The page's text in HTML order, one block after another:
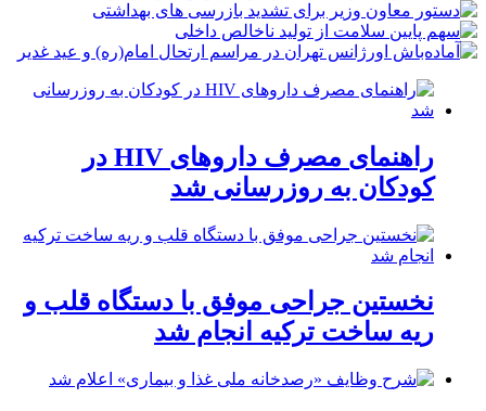
راهنمای مصرف داروهای HIV در
کودکان به روزرسانی شد
نخستین جراحی موفق با دستگاه قلب و
ریه ساخت ترکیه انجام شد